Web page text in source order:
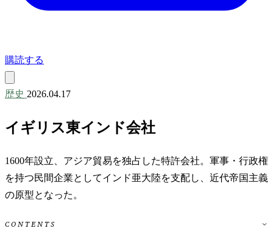
購読する
歴史 2026.04.17
イギリス東インド会社
1600年設立、アジア貿易を独占した特許会社。軍事・行政権
を持つ民間企業としてインド亜大陸を支配し、近代帝国主義
の原型となった。
CONTENTS